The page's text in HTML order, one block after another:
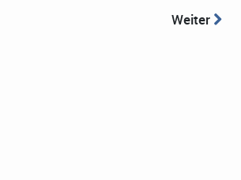
Weiter